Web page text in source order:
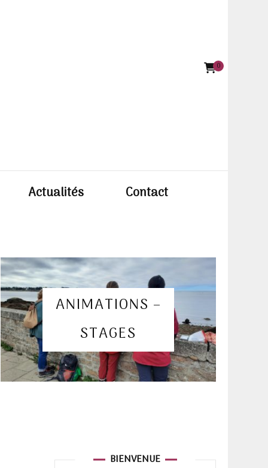
de
0
Actualités Contact
ANIMATIONS –
STAGES
BIENVENUE